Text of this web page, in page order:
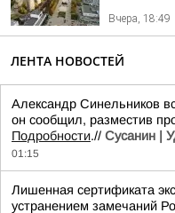
Вчера, 18:49
ЛЕНТА НОВОСТЕЙ
Александр Синельников
он сообщил, разместив
Подробности.// Сусанин |
01:15
Лишенная сертификата
устранением замечаний